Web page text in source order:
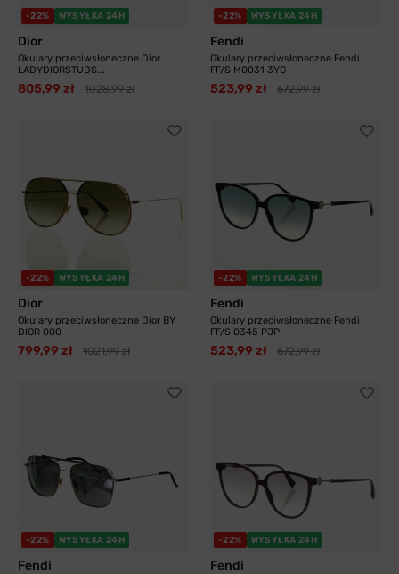
-22% WYSYŁKA 24H
Dior
Okulary przeciwsłoneczne Dior
LADYDIORSTUDS...
805,99 zł 1028,99 zł
-22% WYSYŁKA 24H
Fendi
Okulary przeciwsłoneczne Fendi
FF/S M0031 3YG
523,99 zł 672,99 zł
-22% WYSYŁKA 24H
Dior
Okulary przeciwsłoneczne Dior BY
DIOR 000
799,99 zł 1021,99 zł
-22% WYSYŁKA 24H
Fendi
Okulary przeciwsłoneczne Fendi
FF/S 0345 PJP
523,99 zł 672,99 zł
-22% WYSYŁKA 24H
Fendi
-22% WYSYŁKA 24H
Fendi